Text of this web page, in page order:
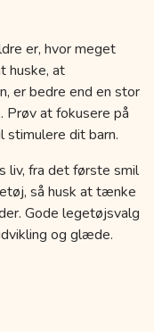
er, hvor meget
huske, at
er bedre end en stor
at fokusere på
stimulere dit barn.
liv, fra det første smil
så husk at tænke
Gode legetøjsvalg
og glæde.